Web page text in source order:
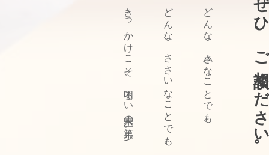
ぜひ、ご相
どんな、小さなことでも、
どんな、ささいなことでも、
きっかけこそ、明るい未来の第一歩。